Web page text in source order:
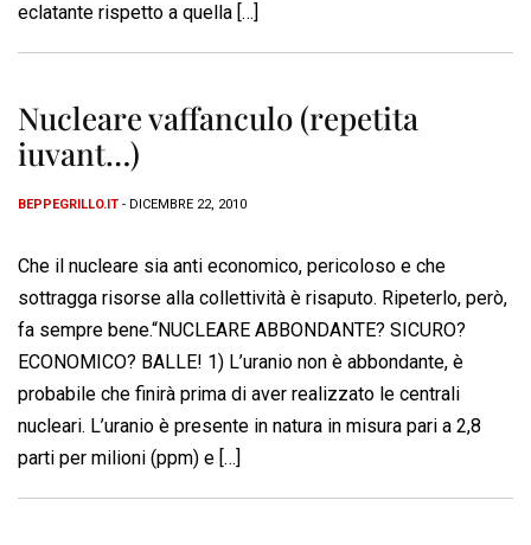
eclatante rispetto a quella […]
Nucleare vaffanculo (repetita
iuvant…)
BEPPEGRILLO.IT - DICEMBRE 22, 2010
Che il nucleare sia anti economico, pericoloso e che
sottragga risorse alla collettività è risaputo. Ripeterlo, però,
fa sempre bene.“NUCLEARE ABBONDANTE? SICURO?
ECONOMICO? BALLE! 1) L’uranio non è abbondante, è
probabile che finirà prima di aver realizzato le centrali
nucleari. L’uranio è presente in natura in misura pari a 2,8
parti per milioni (ppm) e […]